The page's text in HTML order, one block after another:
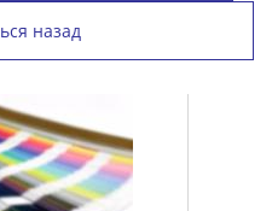
назад